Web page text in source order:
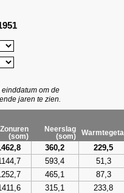
om de
jaren te zien.
Zonuren
(som)
Neerslag
(som)
Warmtegetal
360,2 229,5
593,4 51,3
465,1 87,3
315,1 233,8